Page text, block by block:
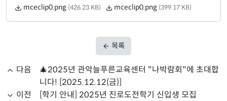
mceclip0.png (426.23 KB) mceclip0.png (399.17 KB)
목록
다음
🎄2025년 관악늘푸른교육센터 "나박람회"에 초대합
니다! [2025.12.12(금)]
이전
[학기 안내] 2025년 진로도전학기 신입생 모집